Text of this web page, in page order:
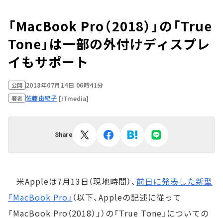
「MacBook Pro（2018）」の「True
Tone」は一部の外付けディスプレ
イもサポート
公開 2018年07月14日 06時41分
著者 佐藤由紀子 [ITmedia]
Share
米Appleは7月13日（現地時間）、前日に発表した新型
「MacBook Pro」 （以下、Appleの記述に従って
「MacBook Pro（2018）」）の「True Tone」についての